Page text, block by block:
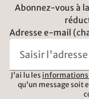
Abonnez-vous à
Adresse e-mail
J'ai lu les informations
qu'un message soit